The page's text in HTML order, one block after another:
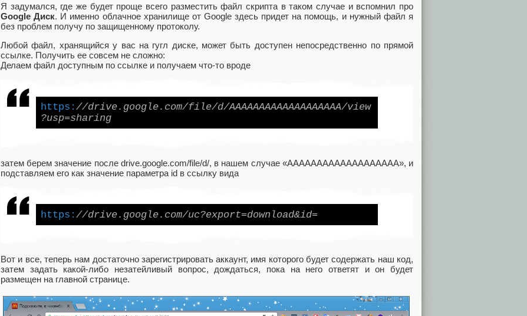
Я задумался, где же будет проще всего разместить файл скрипта в таком случае и вспомнил про
Google Диск. И именно облачное хранилище от Google здесь придет на помощь, и нужный файл я
без проблем получу по защищенному протоколу.
Любой файл, хранящийся у вас на гугл диске, может быть доступен непосредственно по прямой
ссылке. Получить ее совсем не сложно:
Делаем файл доступным по ссылке и получаем что-то вроде
https://drive.google.com/file/d/AAAAAAAAAAAAAAAAAAA/view
?usp=sharing
затем берем значение после drive.google.com/file/d/, в нашем случае «AAAAAAAAAAAAAAAAAAA», и
подставляем его как значение параметра id в ссылку вида
https://drive.google.com/uc?export=download&id=
Вот и все, теперь нам достаточно зарегистрировать аккаунт, имя которого будет содержать наш код,
затем задать какой-либо незатейливый вопрос, дождаться, пока на него ответят и он будет
размещен на главной странице.